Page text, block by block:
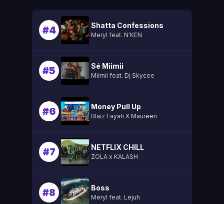
#4 Shatta Confessions
Meryl feat. N'KEN
#5 Sé Miimii
Miimii feat. Dj Skycee
#6 Money Pull Up
Blaiz Fayah X Maureen
#7 NETFLIX CHILL
ZOLA x KALASH
#8 Boss
Meryl feat. Lejuh